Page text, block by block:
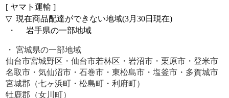
[ ヤマト運輸 ]
▽ 現在商品配達ができない地域(3月30日現在)
・ 岩手県の一部地域
・ 宮城県の一部地域
仙台市宮城野区・仙台市若林区・岩沼市・栗原市・登米市
名取市・気仙沼市・石巻市・東松島市・塩釜市・多賀城市
宮城郡（七ヶ浜町・松島町・利府町）
牡鹿郡（女川町）